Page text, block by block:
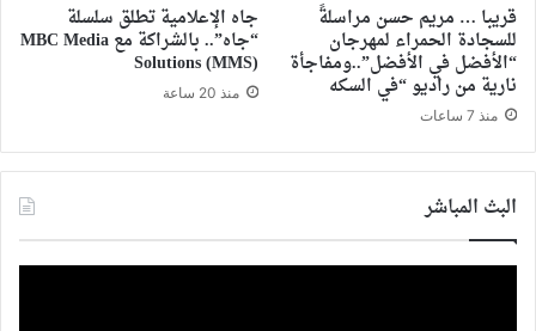
قريبا … مريم حسن مراسلةً
للسجادة الحمراء لمهرجان
“الأفضل في الأفضل”..ومفاجأة
نارية من راديو “في السكه
منذ 7 ساعات
جاه الإعلامية تطلق سلسلة
“جاه”.. بالشراكة مع MBC Media
Solutions (MMS)
منذ 20 ساعة
البث المباشر